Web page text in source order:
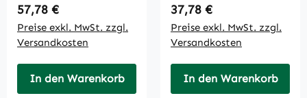
Regulärer Preis:
57,78 €
Preise exkl. MwSt. zzgl.
Versandkosten
In den Warenkorb
Regulärer Preis:
37,78 €
Preise exkl. MwSt. zzgl.
Versandkosten
In den Warenkorb